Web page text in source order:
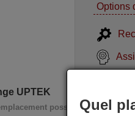
Options
UPTEK
possèdentQuel